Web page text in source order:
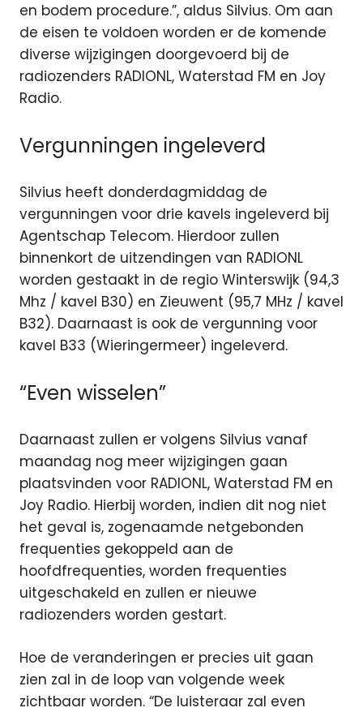
en bodem procedure.”, aldus Silvius. Om aan
de eisen te voldoen worden er de komende
diverse wijzigingen doorgevoerd bij de
radiozenders RADIONL, Waterstad FM en Joy
Radio.
Vergunningen ingeleverd
Silvius heeft donderdagmiddag de
vergunningen voor drie kavels ingeleverd bij
Agentschap Telecom. Hierdoor zullen
binnenkort de uitzendingen van RADIONL
worden gestaakt in de regio Winterswijk (94,3
Mhz / kavel B30) en Zieuwent (95,7 MHz / kavel
B32). Daarnaast is ook de vergunning voor
kavel B33 (Wieringermeer) ingeleverd.
“Even wisselen”
Daarnaast zullen er volgens Silvius vanaf
maandag nog meer wijzigingen gaan
plaatsvinden voor RADIONL, Waterstad FM en
Joy Radio. Hierbij worden, indien dit nog niet
het geval is, zogenaamde netgebonden
frequenties gekoppeld aan de
hoofdfrequenties, worden frequenties
uitgeschakeld en zullen er nieuwe
radiozenders worden gestart.
Hoe de veranderingen er precies uit gaan
zien zal in de loop van volgende week
zichtbaar worden. “De luisteraar zal even